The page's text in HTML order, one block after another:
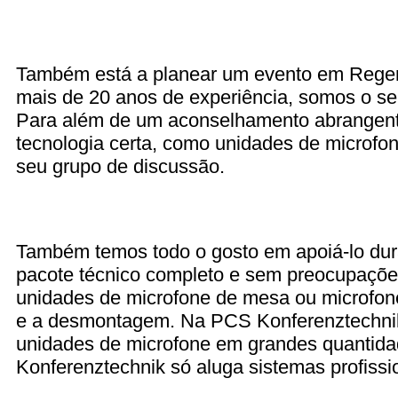
Também está a planear um evento em
mais de 20 anos de experiência, somos o
Para além de um aconselhamento
tecnologia certa, como unidades de
seu grupo de discussão.
Também temos todo o gosto em apoiá-lo
pacote técnico completo e sem
unidades de microfone de mesa ou
e a desmontagem. Na PCS
unidades de microfone em grandes
Konferenztechnik só aluga sistemas